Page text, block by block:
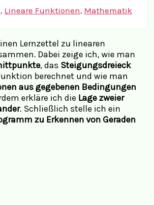
, Lineare Funktionen, Mathematik
Lernzettel zu linearen
Dabei zeige ich, wie man
, das Steigungsdreieck
berechnet und wie man
aus gegebenen Bedingungen
erkläre ich die Lage zweier
. Schließlich stelle ich ein
zu Erkennen von Geraden